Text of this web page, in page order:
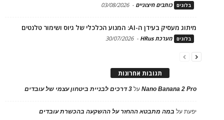
בלוגים כותבים חיצוניים -
03/08/2026
מיתוג מעסיק בעידן ה-AI: המנוע הכלכלי של גיוס ושימור טלנטים
בלוגים מערכת HRus -
30/07/2026
תגובות אחרונות
Nano Banana 2 Proעל 3 דרכים לבניית ביטחון עצמי של עובדים
יפעתעל במה מתבטא ההחזר על ההשקעה בהכשרת עובדים